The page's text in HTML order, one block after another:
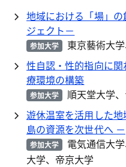
地域における「場」
ジェクト－
参加大学
東京藝術大
性自認・性的指向に
療環境の構築
参加大学
順天堂大学
遊休温室を活用した
島の資源を次世代へ －
参加大学
電気通信大
大学、帝京大学